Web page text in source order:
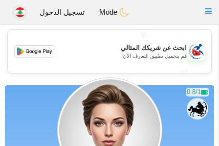
Handi Space
Toggle
تسجيل الدخول
💖
💕
ابحث عن شريكك المثالي
قم بتحميل تطبيق التعارف الآن!
0.8/1